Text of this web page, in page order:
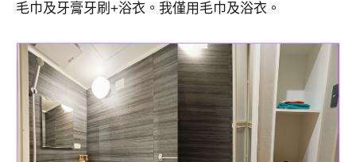
毛巾及牙膏牙刷+浴衣。我僅用毛巾及浴衣。